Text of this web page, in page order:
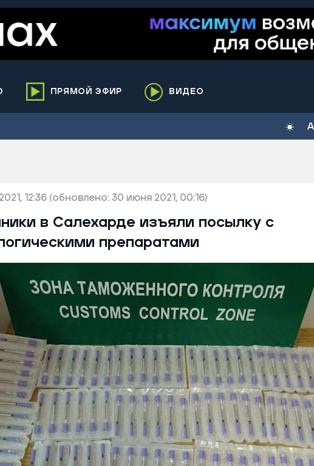
Уренгой
район
район
Сале
район
район
район
ПРЯМОЙ ЭФИР ВИДЕО
12:36 (обновлено: 30 июня 2021, 00:16)
в Салехарде изъяли посылку с
препаратами